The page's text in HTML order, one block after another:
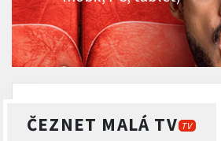
ČEZNET MALÁ TV TV